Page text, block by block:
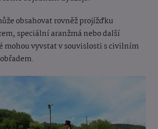
obsahovat rovněž projížďku
speciální aranžmá nebo další
mohou vyvstat v souvislosti s civilním